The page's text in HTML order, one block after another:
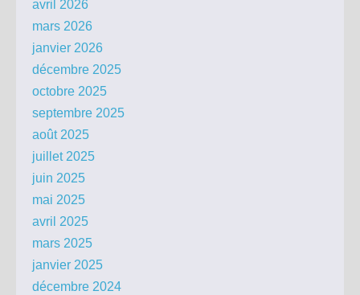
avril 2026
mars 2026
janvier 2026
décembre 2025
octobre 2025
septembre 2025
août 2025
juillet 2025
juin 2025
mai 2025
avril 2025
mars 2025
janvier 2025
décembre 2024